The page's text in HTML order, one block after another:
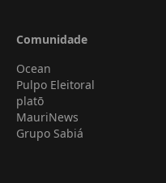
Comunidade
Ocean
Pulpo Eleitoral
platō
MauriNews
Grupo Sabiá